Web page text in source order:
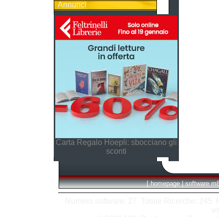
Annunci
Carta Regalo Hoepli: sbocciano gli
sconti
[ homepage | software